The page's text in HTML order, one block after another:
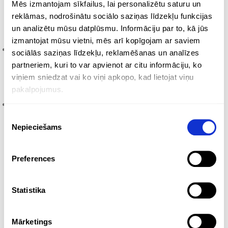
Mēs izmantojam sīkfailus, lai personalizētu saturu un
reklāmas, nodrošinātu sociālo saziņas līdzekļu funkcijas
un analizētu mūsu datplūsmu. Informāciju par to, kā jūs
izmantojat mūsu vietni, mēs arī kopīgojam ar saviem
sociālās saziņas līdzekļu, reklamēšanas un analīzes
partneriem, kuri to var apvienot ar citu informāciju, ko
viņiem sniedzat vai ko viņi apkopo, kad lietojat viņu
pakalpojumus.
izvēle
Nepieciešams
Preferences
Statistika
Mārketings
Lai dāvana nezaudētu savu vērtību, tai ir jābūt personiskai un
gaumīgai.
Individuālā zīmološana:Uzņēmuma logo izvietojiet diskrēti
— izmantojiet gravēšanu vai “tonis uz toņa” apdruku.
Personalizējiet dāvanas ar saņēmēja vārdu, piemēram, uz
ādas piezīmju grāmatas.
pielāgots svētku noskaņai.
Watermelon.lv ekspertiem:
Izveidojiet divu līmeņu dāvanu stratēģiju: